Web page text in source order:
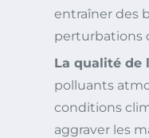
entraîner des
perturbations
La qualité de
polluants
conditions
aggraver les